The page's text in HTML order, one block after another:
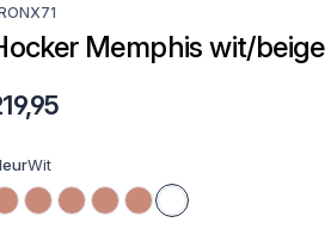
Memphis wit/
Wit